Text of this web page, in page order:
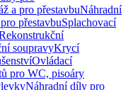
a pro přestavbuNáhradní
přestavbuSplachovací
soupravyKrycí
Ovládací
pro WC, pisoáry
Náhradní díly pro